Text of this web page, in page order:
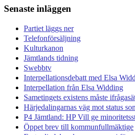
Senaste inläggen
Partiet läggs ner
Telefonförsäljning
Kulturkanon
Jämtlands tidning
Swebbtv
Interpellationsdebatt med Elsa
Interpellation från Elsa Widding
Sametingets existens måste
Härjedalingarnas väg mot status
P4 Jämtland: HP Vill ge
Öppet brev till kommunfullmäktige